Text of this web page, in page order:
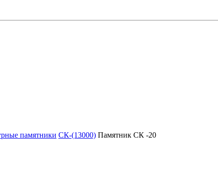
памятники СК-(13000) Памятник СК -20